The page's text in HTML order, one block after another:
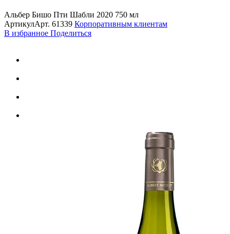
Альбер Бишо Пти Шабли 2020 750 мл
АртикулАрт. 61339 Корпоративным клиентам
В избранное Поделиться